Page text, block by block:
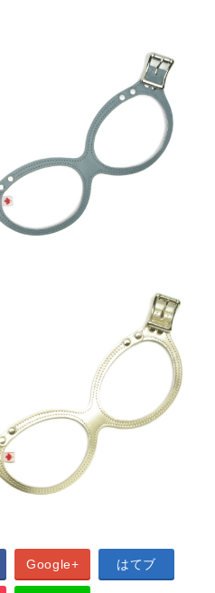
Google+ はてブ